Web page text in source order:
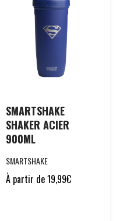
SMARTSHAKE
SHAKER ACIER
900ML
SMARTSHAKE
À partir de19,99€